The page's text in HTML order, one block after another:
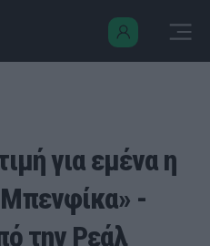
για εμένα η
-
την Ρεάλ